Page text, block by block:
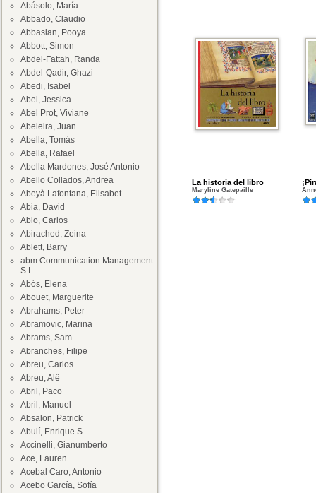
Abásolo, María
Abbado, Claudio
Abbasian, Pooya
Abbott, Simon
Abdel-Fattah, Randa
Abdel-Qadir, Ghazi
Abedi, Isabel
Abel, Jessica
Abel Prot, Viviane
Abeleira, Juan
Abella, Tomás
Abella, Rafael
Abella Mardones, José Antonio
Abello Collados, Andrea
Abeyà Lafontana, Elisabet
Abia, David
Abio, Carlos
Abirached, Zeina
Ablett, Barry
abm Communication Management
S.L.
Abós, Elena
Abouet, Marguerite
Abrahams, Peter
Abramovic, Marina
Abrams, Sam
Abranches, Filipe
Abreu, Carlos
Abreu, Alê
Abril, Paco
Abril, Manuel
Absalon, Patrick
Abulí, Enrique S.
Accinelli, Gianumberto
Ace, Lauren
Acebal Caro, Antonio
Acebo García, Sofía
La historia del libro
Maryline Gatepaille